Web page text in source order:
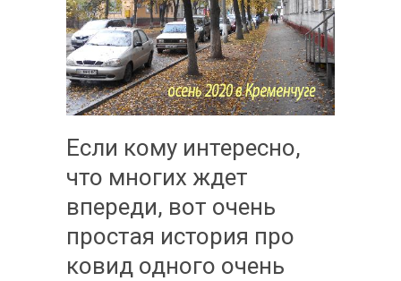
Если кому интересно,
что многих ждет
впереди, вот очень
простая история про
ковид одного очень